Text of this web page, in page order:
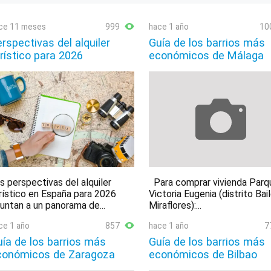
11 meses 999
del alquiler
para 2026
perspectivas del alquiler
en España para 2026
a un panorama de...
hace 1 año
Guía de los barrios más
económicos de Málaga
Para comprar vivienda
Victoria Eugenia (distrito
Miraflores):...
1 año 857
de los barrios más
de Zaragoza
hace 1 año
Guía de los barrios más
económicos de Bilbao